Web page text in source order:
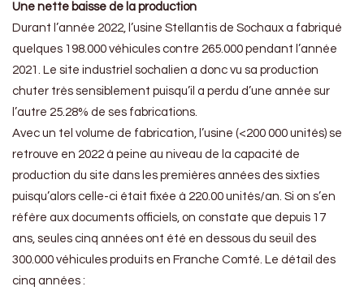
Une nette baisse de la production
Durant l’année 2022, l’usine Stellantis de Sochaux a fabriqué
quelques 198.000 véhicules contre 265.000 pendant l’année
2021. Le site industriel sochalien a donc vu sa production
chuter très sensiblement puisqu’il a perdu d’une année sur
l’autre 25.28% de ses fabrications.
Avec un tel volume de fabrication, l’usine (<200 000 unités) se
retrouve en 2022 à peine au niveau de la capacité de
production du site dans les premières années des sixties
puisqu’alors celle-ci était fixée à 220.00 unités/an. Si on s’en
réfère aux documents officiels, on constate que depuis 17
ans, seules cinq années ont été en dessous du seuil des
300.000 véhicules produits en Franche Comté. Le détail des
cinq années :